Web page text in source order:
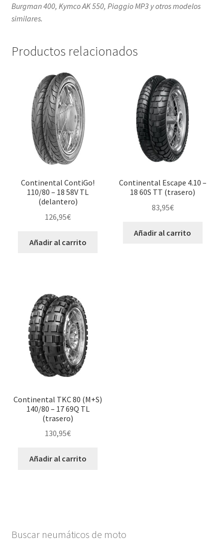
Burgman 400, Kymco AK 550, Piaggio MP3 y otros modelos
similares.
Productos relacionados
Continental ContiGo!
110/80 – 18 58V TL
(delantero)
126,95€
Añadir al carrito
Continental Escape 4.10 –
18 60S TT (trasero)
83,95€
Añadir al carrito
Continental TKC 80 (M+S)
140/80 – 17 69Q TL
(trasero)
130,95€
Añadir al carrito
Buscar neumáticos de moto